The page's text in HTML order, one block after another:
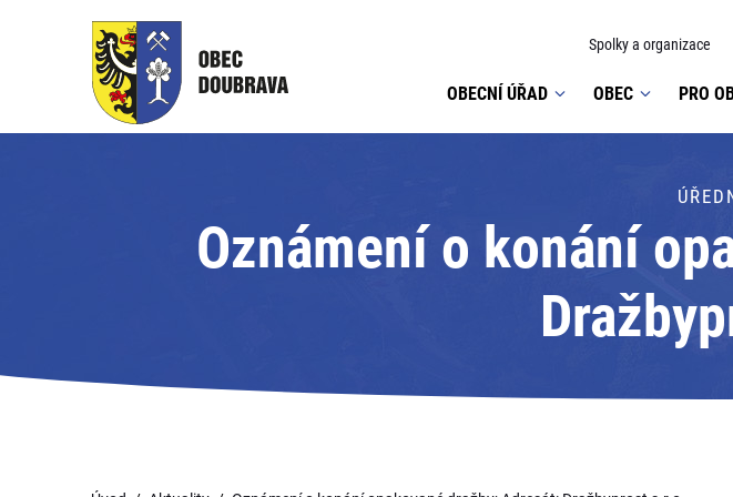
Spolky a organizace
OBECNÍ ÚŘAD OBEC PRO
Oznámení o konání